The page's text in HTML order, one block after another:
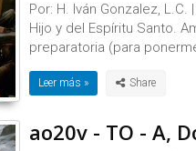
Por: H. Iván Gonzalez,
Hijo y del Espíritu Santo.
preparatoria (para
Leer más »
ao20v - TO - A,